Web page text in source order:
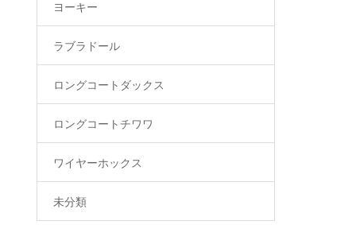
ヨーキー
ラブラドール
ロングコートダックス
ロングコートチワワ
ワイヤーホックス
未分類